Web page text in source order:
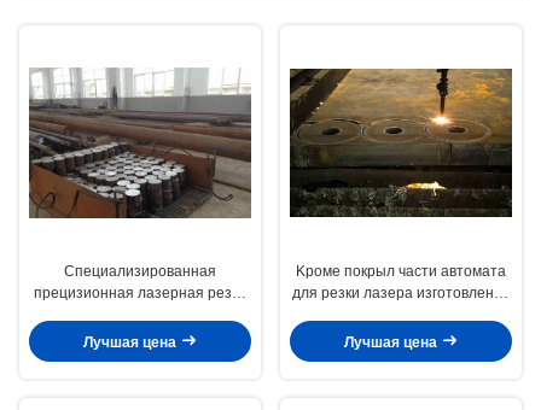
Специализированная
прецизионная лазерная резка
стержней
Лучшая цена
Kроме покрыл части автомата
для резки лазера изготовления
Лучшая цена